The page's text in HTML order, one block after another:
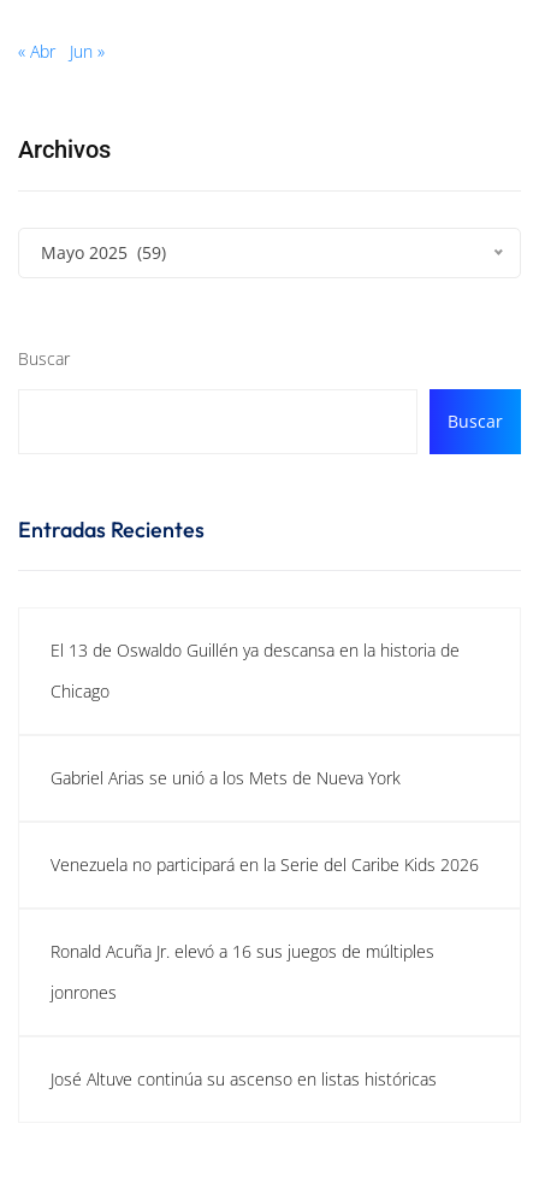
« Abr Jun »
Archivos
Mayo 2025 (59)
Buscar
Buscar
Entradas Recientes
El 13 de Oswaldo Guillén ya descansa en la historia de
Chicago
Gabriel Arias se unió a los Mets de Nueva York
Venezuela no participará en la Serie del Caribe Kids 2026
Ronald Acuña Jr. elevó a 16 sus juegos de múltiples
jonrones
José Altuve continúa su ascenso en listas históricas